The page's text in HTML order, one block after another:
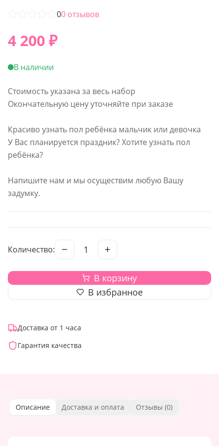
00 отзывов
4 200 ₽
В наличии
Стоимость указана за весь набор
Окончательную цену уточняйте при заказе
Красиво узнать пол ребёнка мальчик или девочка
У Вас планируется праздник? Хотите узнать пол
ребёнка?
Напишите нам и мы осуществим любую Вашу
задумку.
Количество: 1
В корзину
В избранное
Доставка от 1 часа
Гарантия качества
Описание Доставка и оплата Отзывы (0)